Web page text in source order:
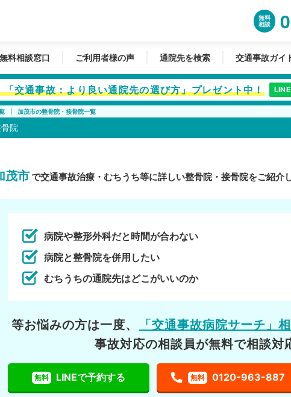
無料
相談
無料相談窓口 ご利用者様の声 通院先を検索 交通事故ガイ
交通事故：より良い通院先の選び方」プレゼント中！
加茂市の整骨院・接骨院一覧
院
茂市で交通事故治療・むちうち等に詳しい整骨院・接骨院をご紹介
病院や整形外科だと時間が合わない
病院と整骨院を併用したい
むちうちの通院先はどこがいいのか
等お悩みの方は一度、 「交通事故病院サーチ」
事故対応の相談員が無料で相談対
無料 LINEで予約する 無料 0120-963-887